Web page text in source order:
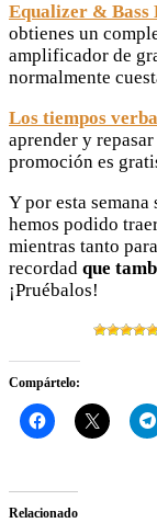
Equalizer & Bass
obtienes un
amplificador de
normalmente
Los tiempos
aprender y
promoción es
Y por esta
hemos podido
mientras tanto
recordad que
¡Pruébalos!
Compártelo:
Relacionado